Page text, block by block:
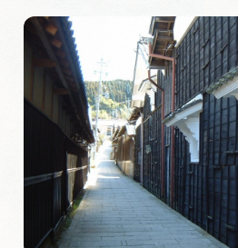
スポット・体験
イベント
グルメ
旅の予約
アクセス